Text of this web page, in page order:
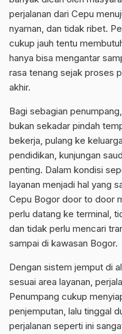
perjalanan dari Cepu
nyaman, dan tidak ribet.
cukup jauh tentu
hanya bisa mengantar
rasa tenang sejak proses
akhir.
Bagi sebagian
bukan sekadar pindah
bekerja, pulang ke
pendidikan, kunjungan
penting. Dalam kondisi
layanan menjadi hal yang
Cepu Bogor door to door
perlu datang ke terminal,
dan tidak perlu mencari
sampai di kawasan Bogor.
Dengan sistem jemput di
sesuai area layanan,
Penumpang cukup
penjemputan, lalu tinggal
perjalanan seperti ini